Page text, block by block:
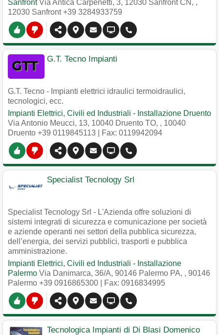
Sanfront Via Antica Carpenetti, 3, 12030 Sanfront CN, ,
12030 Sanfront +39 3284933759
G.T. Tecno Impianti
G.T. Tecno - Impianti elettrici idraulici termoidraulici,
tecnologici, ecc.
Impianti Elettrici, Civili ed Industriali - Installazione Druento
Via Antonio Meucci, 13, 10040 Druento TO, , 10040
Druento +39 0119845113 | Fax: 0119942094
Specialist Tecnology Srl
Specialist Tecnology Srl - L'Azienda offre soluzioni di
sistemi integrati di sicurezza e comunicazione per società
e aziende operanti nei settori della pubblica sicurezza,
dell’energia, dei servizi pubblici, trasporti e pubblica
amministrazione.
Impianti Elettrici, Civili ed Industriali - Installazione
Palermo Via Danimarca, 36/A, 90146 Palermo PA, , 90146
Palermo +39 0916865300 | Fax: 0916834995
Tecnologica Impianti di Di Blasi Domenico